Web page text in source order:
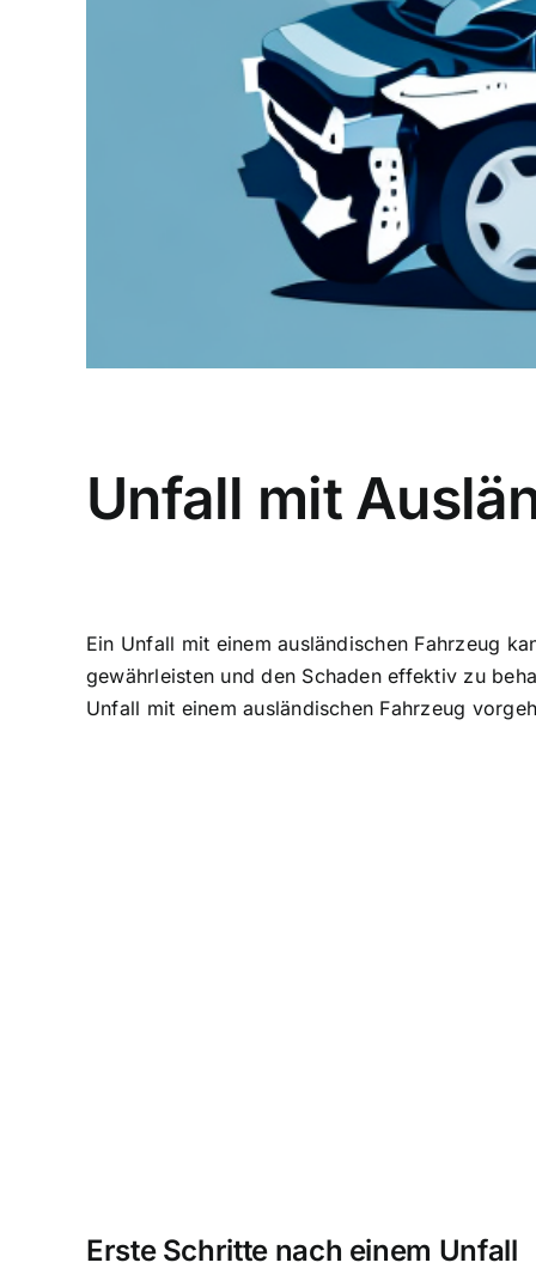
Unfall mit
Ein Unfall mit einem ausländischen Fahrzeug
gewährleisten und den Schaden effektiv zu
Unfall mit einem ausländischen Fahrzeug
Erste Schritte nach einem Unfall